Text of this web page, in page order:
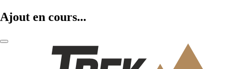
Ajout en cours...